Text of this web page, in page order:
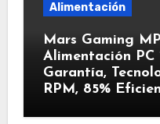
Alimentación
Mars Gaming
Alimentación PC
Garantía,
RPM, 85%